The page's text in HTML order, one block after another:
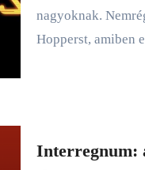
nagyoknak.
Hopperst, amiben
Interregnum: